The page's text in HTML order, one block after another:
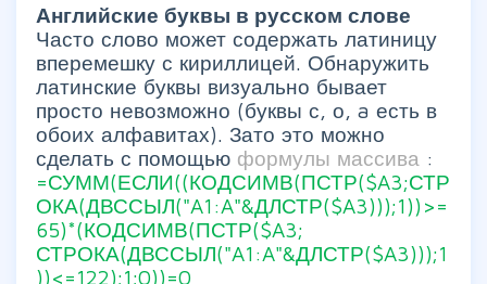
Английские буквы в русском слове
Часто слово может содержать латиницу
вперемешку с кириллицей. Обнаружить
латинские буквы визуально бывает
просто невозможно (буквы с, о, a есть в
обоих алфавитах). Зато это можно
сделать с помощью формулы массива :
=СУММ(ЕСЛИ((КОДСИМВ(ПСТР($A3;СТР
ОКА(ДВССЫЛ("A1:A"&ДЛСТР($A3)));1))>=
65)*(КОДСИМВ(ПСТР($A3;
СТРОКА(ДВССЫЛ("A1:A"&ДЛСТР($A3)));1
))<=122);1;0))=0